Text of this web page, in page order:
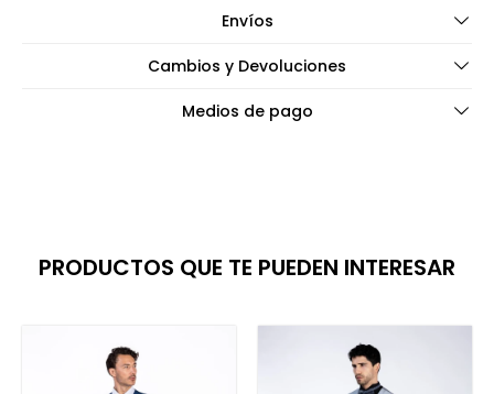
Envíos
Cambios y Devoluciones
Medios de pago
PRODUCTOS QUE TE PUEDEN INTERESAR